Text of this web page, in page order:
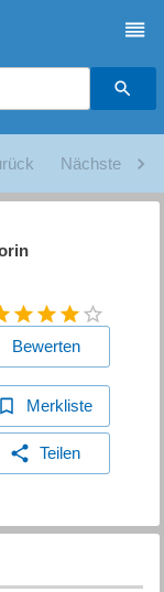
Nächste
Bewerten
Merkliste
Teilen